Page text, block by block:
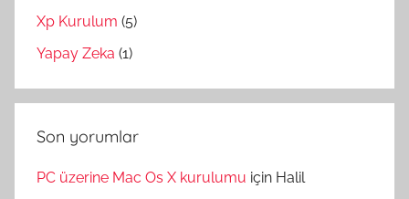
Xp Kurulum (5)
Yapay Zeka (1)
Son yorumlar
PC üzerine Mac Os X kurulumu için Halil